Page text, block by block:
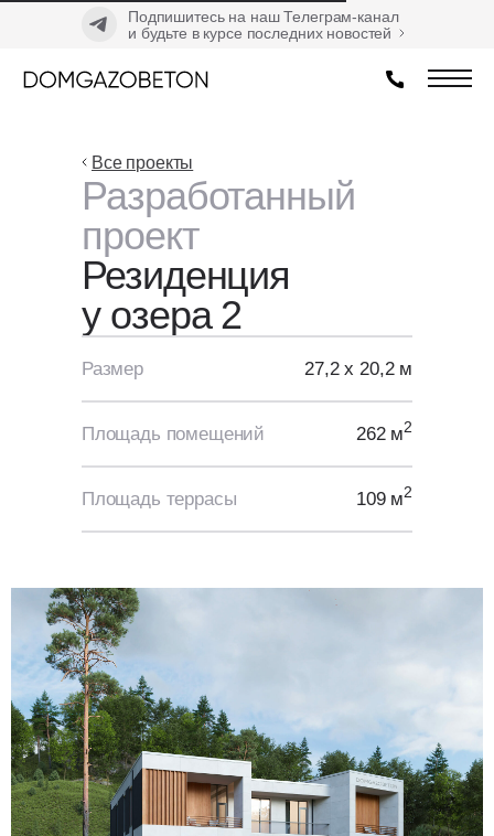
Подпишитесь на наш Телеграм-канал
и будьте в курсе последних новостей
Все проекты
Разработанный
проект
Резиденция
у озера 2
Размер 27,2 х 20,2 м
Площадь помещений 262 м2
Площадь террасы 109 м2